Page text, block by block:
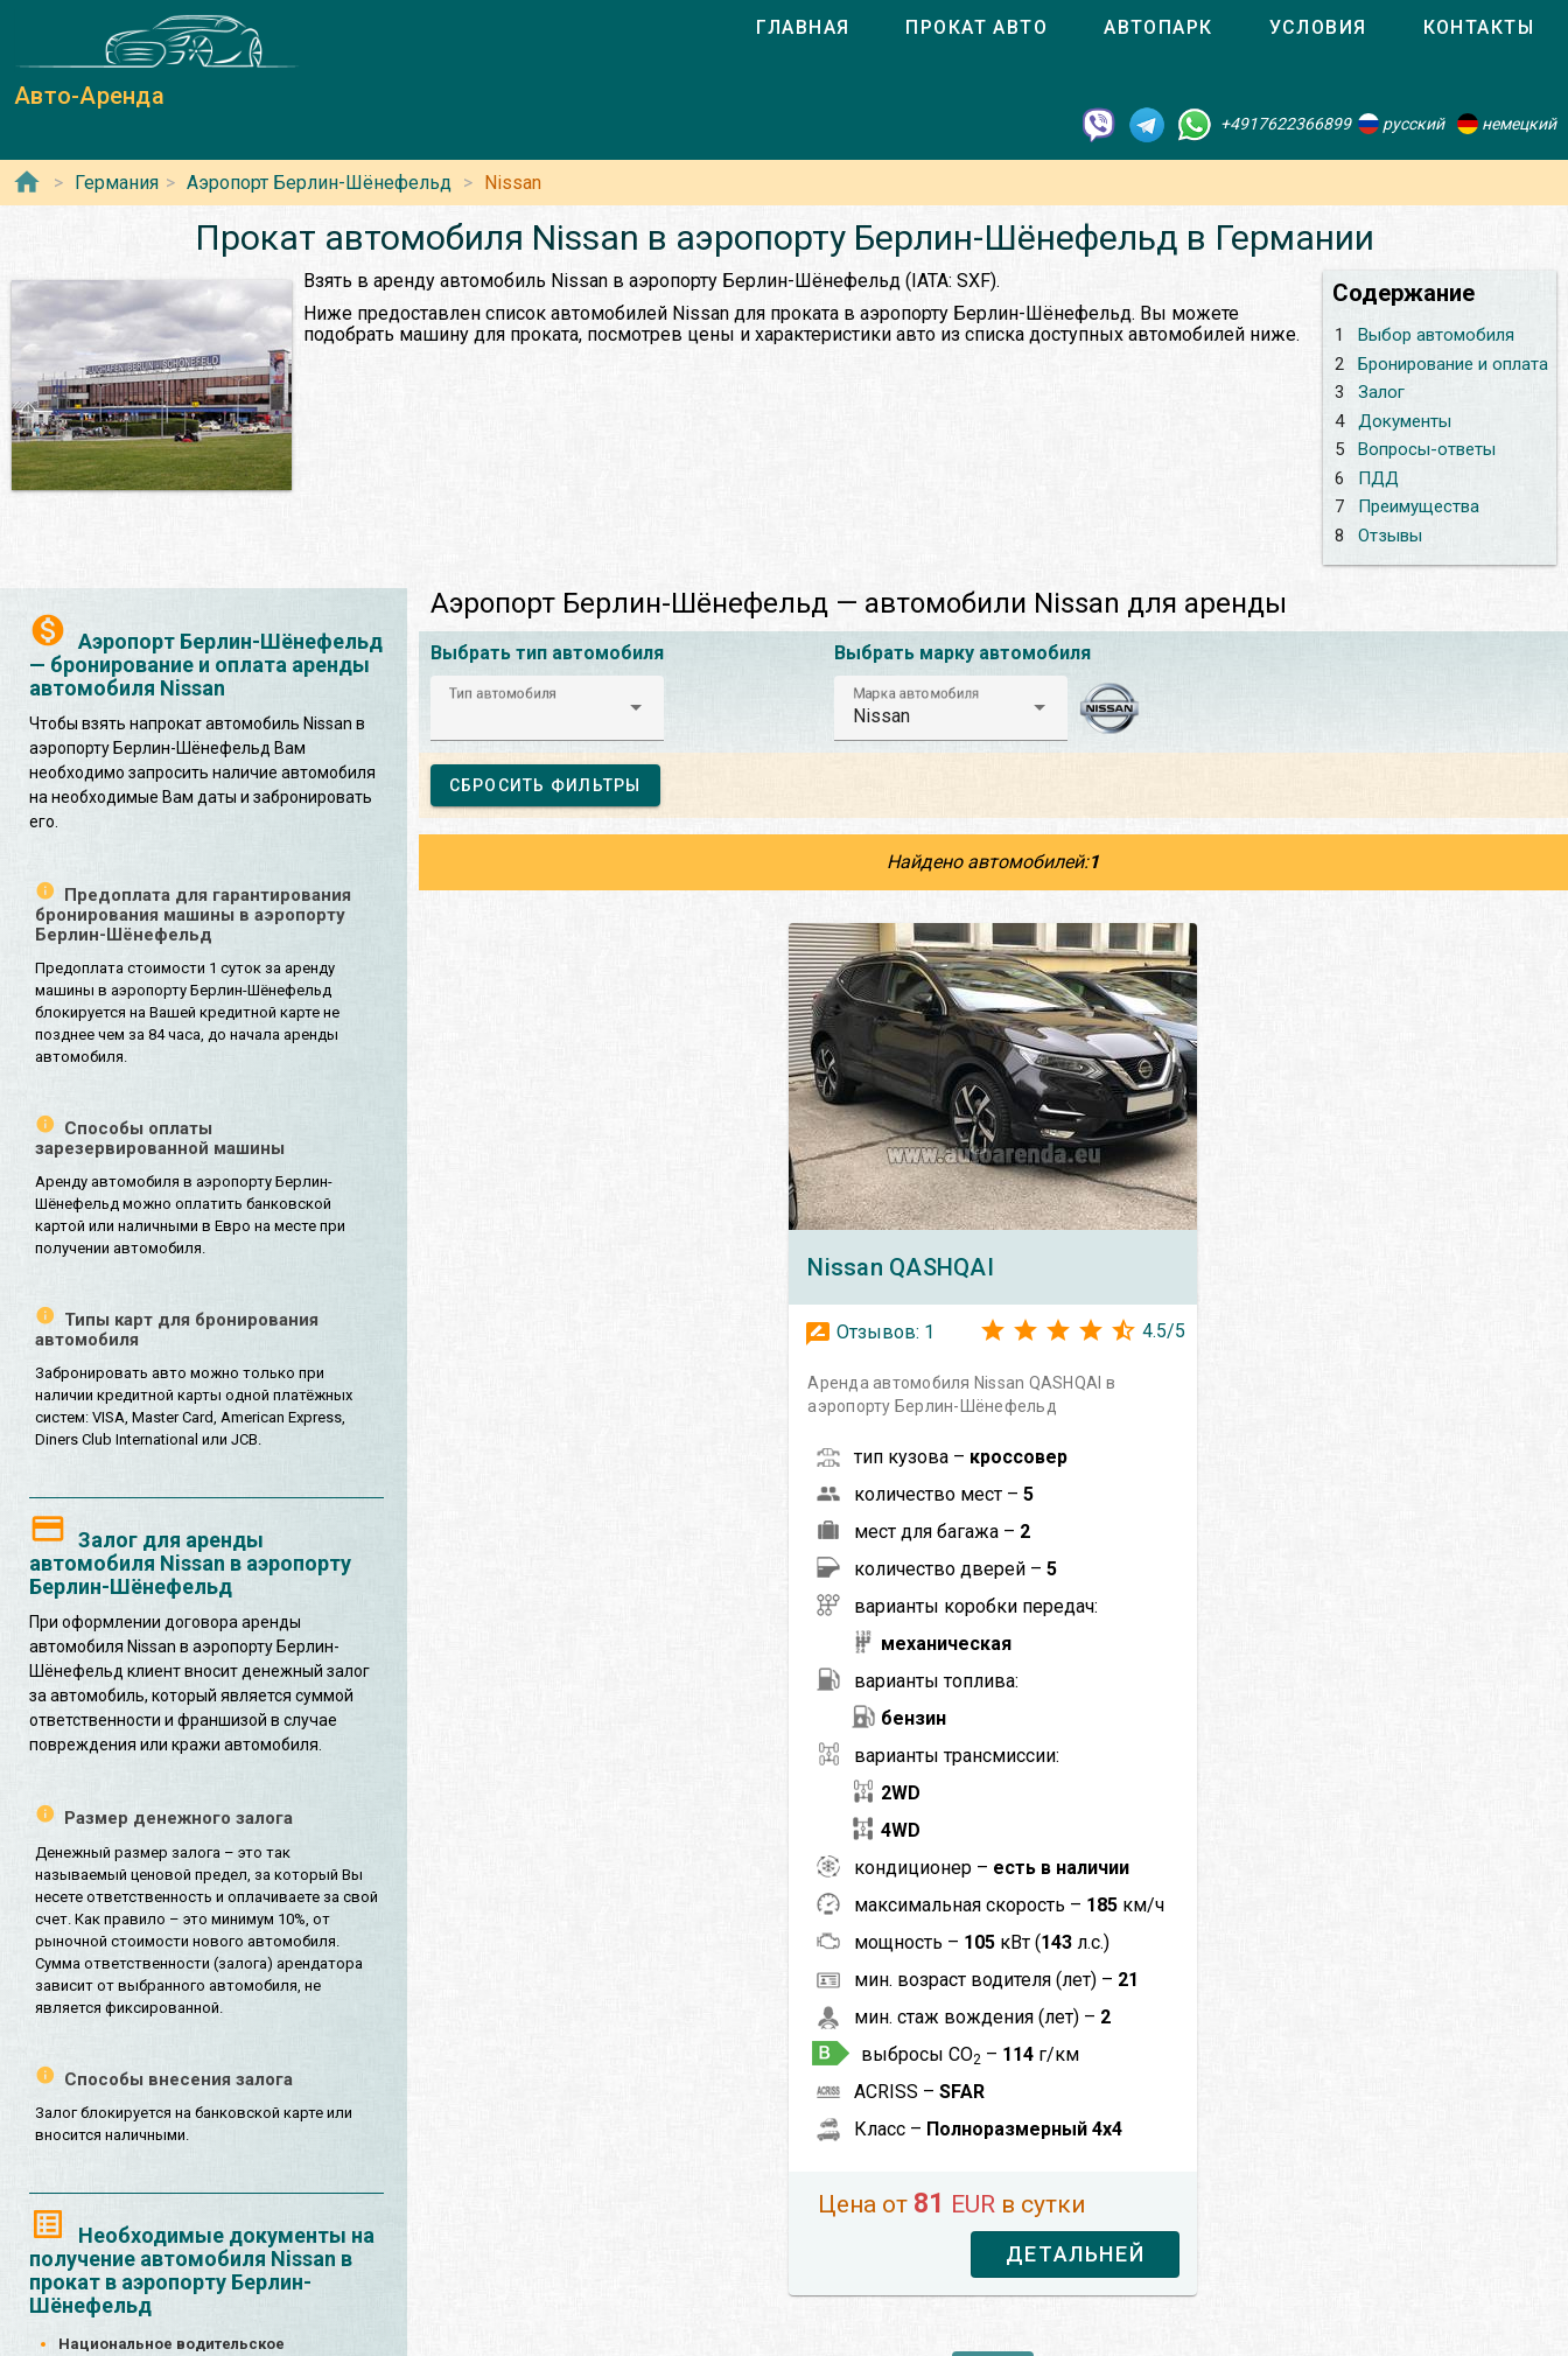
Авто-Аренда
ГЛАВНАЯ ПРОКАТ АВТО АВТОПАРК УСЛОВИЯ КОНТАКТЫ
+4917622366899 русский немецкий
Германия Аэропорт Берлин-Шёнефельд Nissan
Прокат автомобиля Nissan в аэропорту Берлин-Шёнефельд в Германии
Содержание
1
Выбор автомобиля
2
Бронирование и оплата
3
Залог
4
Документы
5
Вопросы-ответы
6
ПДД
7
Преимущества
8
Отзывы
Взять в аренду автомобиль Nissan в аэропорту Берлин-Шёнефельд (IATA: SXF).
Ниже предоставлен список автомобилей Nissan для проката в аэропорту Берлин-Шёнефельд. Вы можете
подобрать машину для проката, посмотрев цены и характеристики авто из списка доступных автомобилей ниже.
Аэропорт Берлин-Шёнефельд
— бронирование и оплата аренды
автомобиля Nissan
Чтобы взять напрокат автомобиль Nissan в
аэропорту Берлин-Шёнефельд Вам
необходимо запросить наличие автомобиля
на необходимые Вам даты и забронировать
его.
Предоплата для гарантирования
бронирования машины в аэропорту
Берлин-Шёнефельд
Предоплата стоимости 1 суток за аренду
машины в аэропорту Берлин-Шёнефельд
блокируется на Вашей кредитной карте не
позднее чем за 84 часа, до начала аренды
автомобиля.
Способы оплаты
зарезервированной машины
Аренду автомобиля в аэропорту Берлин-
Шёнефельд можно оплатить банковской
картой или наличными в Евро на месте при
получении автомобиля.
Типы карт для бронирования
автомобиля
Забронировать авто можно только при
наличии кредитной карты одной платёжных
систем: VISA, Master Card, American Express,
Diners Club International или JCB.
Залог для аренды
автомобиля Nissan в аэропорту
Берлин-Шёнефельд
При оформлении договора аренды
автомобиля Nissan в аэропорту Берлин-
Шёнефельд клиент вносит денежный залог
за автомобиль, который является суммой
ответственности и франшизой в случае
повреждения или кражи автомобиля.
Размер денежного залога
Денежный размер залога – это так
называемый ценовой предел, за который Вы
несете ответственность и оплачиваете за свой
счет. Как правило – это минимум 10%, от
рыночной стоимости нового автомобиля.
Сумма ответственности (залога) арендатора
зависит от выбранного автомобиля, не
является фиксированной.
Способы внесения залога
Залог блокируется на банковской карте или
вносится наличными.
Необходимые документы на
получение автомобиля Nissan в
прокат в аэропорту Берлин-
Шёнефельд
Национальное водительское
Аэропорт Берлин-Шёнефельд — автомобили Nissan для аренды
Выбрать тип автомобиля
Тип автомобиля
Выбрать марку автомобиля
Марка автомобиля
Nissan
СБРОСИТЬ ФИЛЬТРЫ
Найдено автомобилей:1
Nissan QASHQAI
Отзывов: 1 4.5/5
Аренда автомобиля Nissan QASHQAI в
аэропорту Берлин-Шёнефельд
тип кузова – кроссовер
количество мест –5
мест для багажа – 2
количество дверей –5
варианты коробки передач:
механическая
варианты топлива:
бензин
варианты трансмиссии:
2WD
4WD
кондиционер – есть в наличии
максимальная скорость – 185 км/ч
мощность – 105 кВт (143 л.с.)
мин. возраст водителя (лет) – 21
мин. стаж вождения (лет) – 2
выбросы CO2 – 114 г/км
ACRISS –SFAR
Класс – Полноразмерный 4x4
Цена от 81 EUR в сутки
ДЕТАЛЬНЕЙ